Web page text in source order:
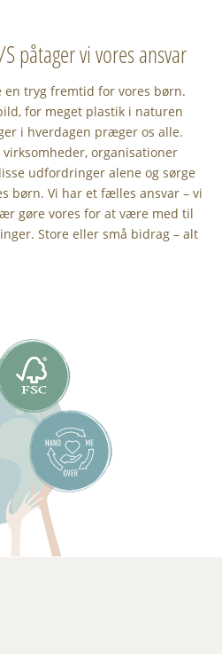
påtager vi vores ansvar
tryg fremtid for vores børn.
for meget plastik i naturen
i hverdagen præger os alle.
organisationer
udfordringer alene og sørge
børn. Vi har et fælles ansvar – vi
gøre vores for at være med til
Store eller små bidrag – alt